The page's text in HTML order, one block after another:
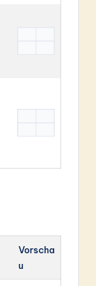
Vorscha
u